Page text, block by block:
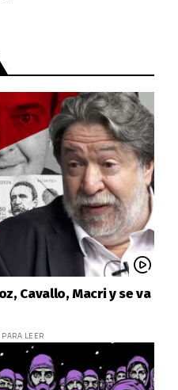
Cavallo, Macri y se va
LEER